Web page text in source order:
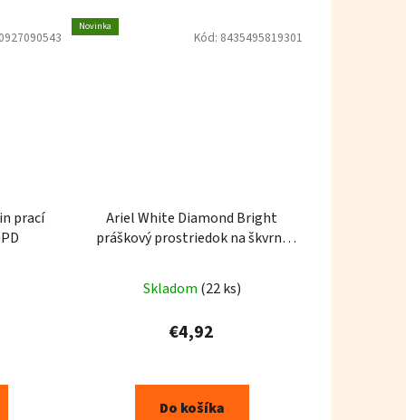
Novinka
Ariel White Diamond Bright
práškový prostriedok na škvrny
Skladom (22 ks)
€4,92
Do košíka
Kód: 8435495819301